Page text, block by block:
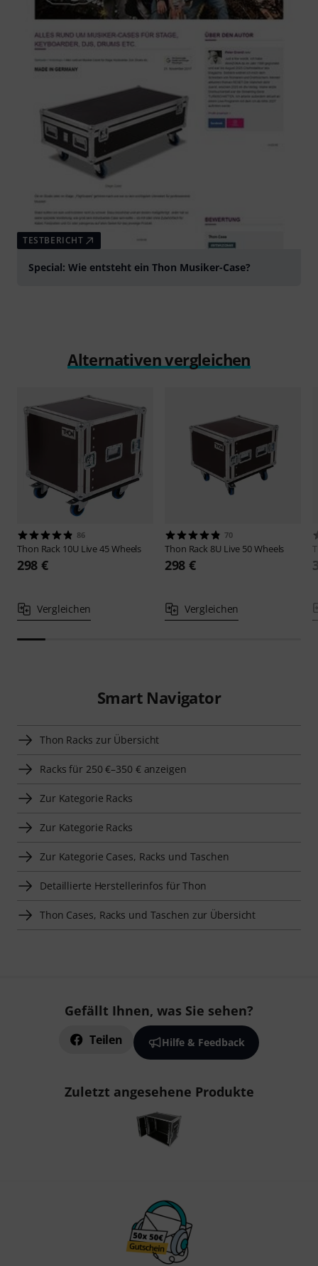
TESTBERICHT
Special: Wie entsteht ein Thon Musiker-Case?
Alternativen vergleichen
86
Thon Rack 10U Live 45 Wheels
298 €
Vergleichen
70
Thon Rack 8U Live 50 Wheels
298 €
Vergleichen
Smart Navigator
Thon Racks zur Übersicht
Racks für 250 €–350 € anzeigen
Zur Kategorie Racks
Zur Kategorie Racks
Zur Kategorie Cases, Racks und Taschen
Detaillierte Herstellerinfos für Thon
Thon Cases, Racks und Taschen zur Übersicht
Gefällt Ihnen, was Sie sehen?
Teilen Hilfe & Feedback
Zuletzt angesehene Produkte